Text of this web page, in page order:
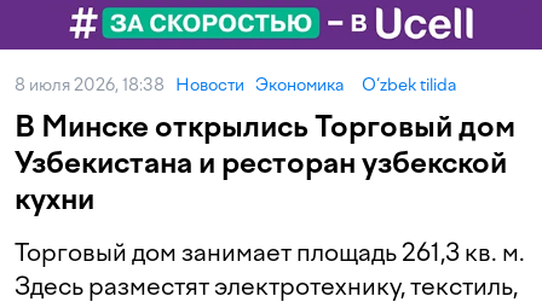
8 июля 2026, 18:38 Новости Экономика O‘zbek tilida
В Минске открылись Торговый дом
Узбекистана и ресторан узбекской
кухни
Торговый дом занимает площадь 261,3 кв. м.
Здесь разместят электротехнику, текстиль,